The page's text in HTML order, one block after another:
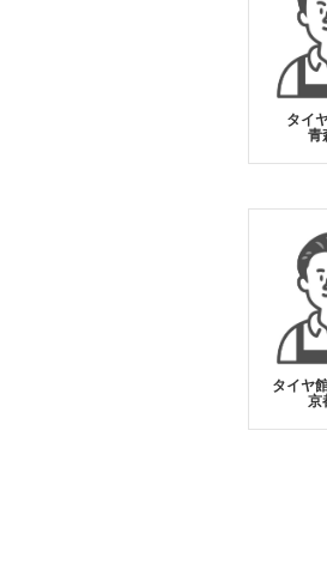
タイ
青
タイヤ
京